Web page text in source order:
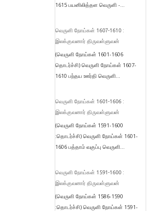
1615 பயனிலித்தள வெருளி -...
வெருளி நோய்கள் 1607-1610 :
இலக்குவனார் திருவள்ளுவன்
(வெருளி நோய்கள் 1601-1606
தொடர்ச்சி) வெருளி நோய்கள் 1607-
1610 பந்தய ஊர்தி வெருளி...
வெருளி நோய்கள் 1601-1606 :
இலக்குவனார் திருவள்ளுவன்
(வெருளி நோய்கள் 1591-1600
:தொடர்ச்சி) வெருளி நோய்கள் 1601-
1606 பத்தாம் வகுப்பு வெருளி...
வெருளி நோய்கள் 1591-1600 :
இலக்குவனார் திருவள்ளுவன்
(வெருளி நோய்கள் 1586-1590
:தொடர்ச்சி) வெருளி நோய்கள் 1591-